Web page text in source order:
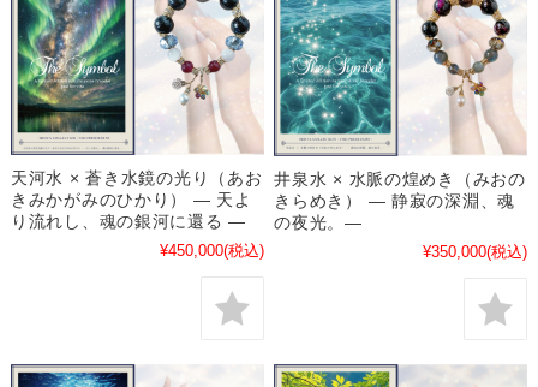
天河水 × 蒼き水鏡の光り（あお
きみかがみのひかり） ― 天よ
り流れし、魂の銀河に還る ―
¥450,000(税込)
井泉水 × 水脈の煌めき（みおの
きらめき） ― 静寂の深淵、魂
の夜光。―
¥350,000(税込)